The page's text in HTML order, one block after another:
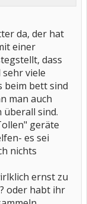
da, der hat
einer
dass
viele
beim bett sind
man auch
überall sind.
geräte
es sei
nichts
ernst zu
oder habt ihr